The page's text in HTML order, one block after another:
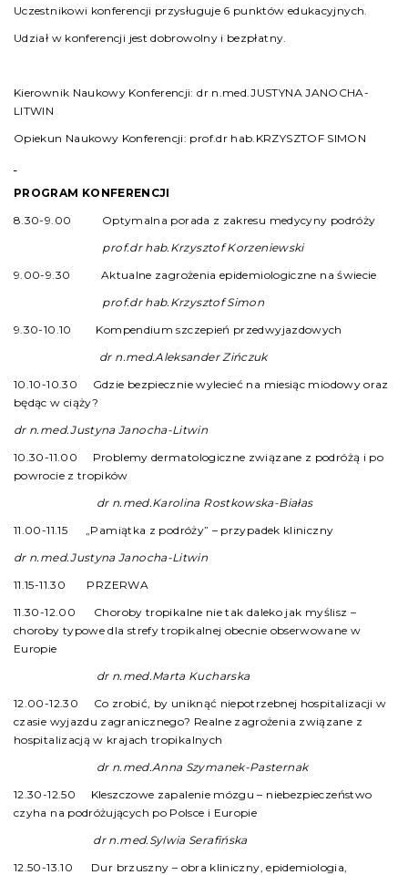
Uczestnikowi konferencji przysługuje 6 punktów edukacyjnych.
Udział w konferencji jest dobrowolny i bezpłatny.
Kierownik Naukowy Konferencji: dr n.med.JUSTYNA JANOCHA-
LITWIN
Opiekun Naukowy Konferencji: prof.dr hab.KRZYSZTOF SIMON
PROGRAM KONFERENCJI
8.30-9.00 Optymalna porada z zakresu medycyny podróży
prof.dr hab.Krzysztof Korzeniewski
9.00-9.30 Aktualne zagrożenia epidemiologiczne na świecie
prof.dr hab.Krzysztof Simon
9.30-10.10 Kompendium szczepień przedwyjazdowych
dr n.med.Aleksander Zińczuk
10.10-10.30 Gdzie bezpiecznie wylecieć na miesiąc miodowy oraz
będąc w ciąży?
dr n.med.Justyna Janocha-Litwin
10.30-11.00 Problemy dermatologiczne związane z podróżą i po
powrocie z tropików
dr n.med.Karolina Rostkowska-Białas
11.00-11.15 „Pamiątka z podróży” – przypadek kliniczny
dr n.med.Justyna Janocha-Litwin
11.15-11.30 PRZERWA
11.30-12.00 Choroby tropikalne nie tak daleko jak myślisz –
choroby typowe dla strefy tropikalnej obecnie obserwowane w
Europie
dr n.med.Marta Kucharska
12.00-12.30 Co zrobić, by uniknąć niepotrzebnej hospitalizacji w
czasie wyjazdu zagranicznego? Realne zagrożenia związane z
hospitalizacją w krajach tropikalnych
dr n.med.Anna Szymanek-Pasternak
12.30-12.50 Kleszczowe zapalenie mózgu – niebezpieczeństwo
czyha na podróżujących po Polsce i Europie
dr n.med.Sylwia Serafińska
12.50-13.10 Dur brzuszny – obra kliniczny, epidemiologia,